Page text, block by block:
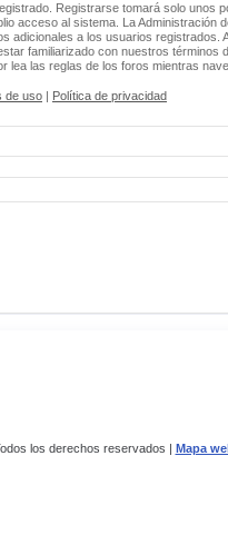
Registrarse tomará solo unos
acceso al sistema. La Administración
adicionales a los usuarios registrados.
familiarizado con nuestros términos
lea las reglas de los foros mientras
de uso | Política de privacidad
los derechos reservados | Mapa